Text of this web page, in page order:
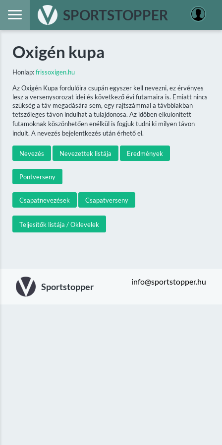
SPORTSTOPPER
Oxigén kupa
Honlap:frissoxigen.hu
Az Oxigén Kupa fordulóira csupán egyszer kell nevezni, ez érvényes
lesz a versenysorozat idei és következő évi futamaira is. Emiatt nincs
szükség a táv megadására sem, egy rajtszámmal a távbbiakban
tetszőleges távon indulhat a tulajdonosa. Az időben elkülönített
futamoknak köszönhetően enélkül is fogjuk tudni ki milyen távon
indult. A nevezés bejelentkezés után érhető el.
Nevezés Nevezettek listája Eredmények
Pontverseny
Csapatnevezések Csapatverseny
Teljesítők listája / Oklevelek
Sportstopper info@sportstopper.hu